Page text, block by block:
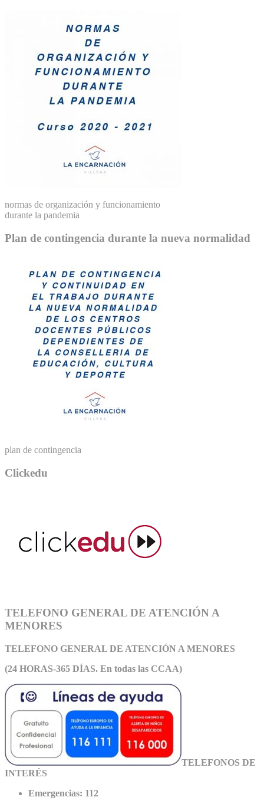
normas de organización y funcionamiento
durante la pandemia
Plan de contingencia durante la nueva normalidad
plan de contingencia
Clickedu
TELEFONO GENERAL DE ATENCIÓN A
MENORES
TELEFONO GENERAL DE ATENCIÓN A MENORES
(24 HORAS-365 DÍAS. En todas las CCAA)
TELEFONOS DE
INTERÉS
Emergencias: 112